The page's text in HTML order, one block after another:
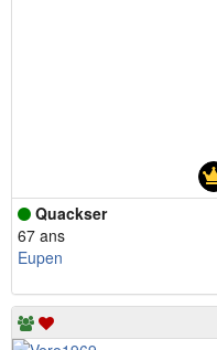
Quackser
67 ans
Eupen